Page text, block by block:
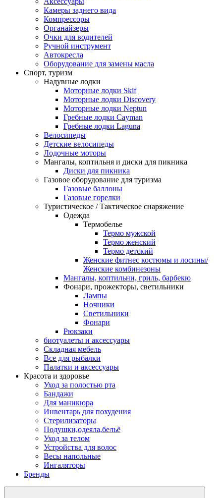
Камеры заднего вида
Компрессоры
Органайзеры
Очки для водителей
Ручной инструмент
Автокресла
Оборудование для замены масла
Спорт, туризм
Надувные лодки
Моторные лодки Skif
Моторные лодки Discovery
Моторные лодки Neptun
Гребные лодки Cayman
Гребные лодки Laguna
Велосипеды
Детские велосипеды
Лодочные моторы
Мангалы, коптильня и диски для пикника
Диски для пикника
Газовое оборудование для туризма
Газовые баллоны
Газовые горелки
Туристическое / Тактическое снаряжение
Одежда
Термобелье
Термо мужской
Термо женский
Термо детский
Женские фитнес костюмы и лосины/
Женские комбинезоны
Мангалы, коптильни, гриль, барбекю
Фонари, прожекторы, светильники
Лампы
Ночники
Светильники
Фонари
Рюкзаки
биотуалеты и аксессуары
Складная мебель
Все для рыбалки
Палатки и аксессуары
Красота и здоровье
Уход за полостью рта
Бандажи
Для маникюра
Инвентарь для похудения
Стерилизаторы
Подушки,одеяла,бельё
Уход за телом
Устройства для волос
Весы напольные
Ингаляторы
Бренды